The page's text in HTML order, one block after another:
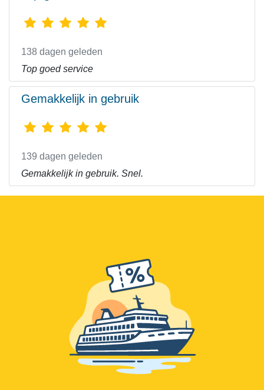
138 dagen geleden
Top goed service
Gemakkelijk in gebruik
139 dagen geleden
Gemakkelijk in gebruik. Snel.